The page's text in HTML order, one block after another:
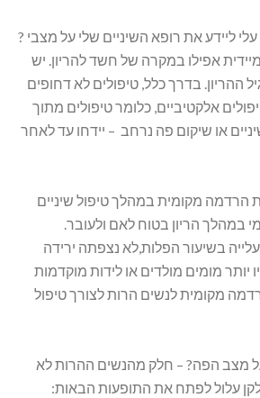
ליידע את רופא השיניים שלי על מצבי ?
אפילו במקרה של חשד להריון. יש
ההריון. בדרך כלל, טיפולים לא דחופים
אלקטיביים, כלומר טיפולים מתוך
או שיקום פה נרחב – יידחו עד לאחר
הרדמה מקומית במהלך טיפול שיניים
במהלך הריון בטוח לאם ולעובר.
בשיעור הפלות,לא נצפתה ירידה
יותר מומים מולדים או לידות מוקדמות
מקומית לנשים הרות לצורך טיפול
מצב הפה? – חלק מהנשים ההרות לא
עלול לפתח את התופעות הבאות: